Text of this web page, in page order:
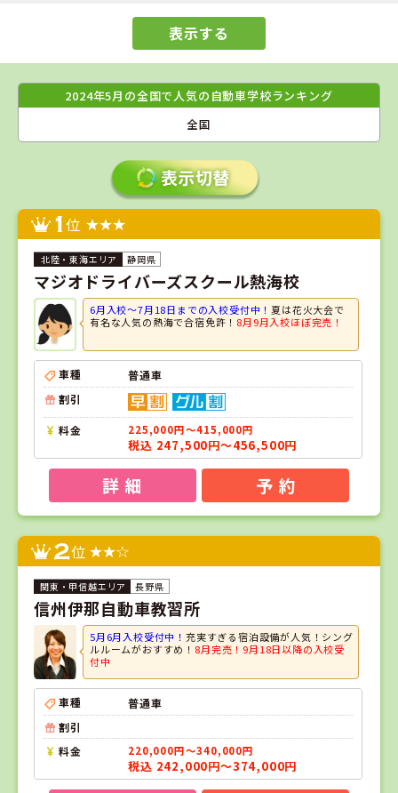
表示する
2024年5月の全国で人気の自動車学校ランキング
全国
1位
静岡県
マジオドライバーズスクール熱海校
6月入校～7月18日までの入校受付中！夏は花火大会で
有名な人気の熱海で合宿免許！ 8月9月入校ほぼ完売！
車種
普通車
割引
料金 225,000円～415,000円
税込 247,500円～456,500円
詳 細 予 約
2位
長野県
信州伊那自動車教習所
5月6月入校受付中！充実すぎる宿泊設備が人気！シング
ルルームがおすすめ！ 8月完売！9月18日以降の入校受
付中
車種
普通車
割引
料金
220,000円～340,000円
税込 242,000円～374,000円